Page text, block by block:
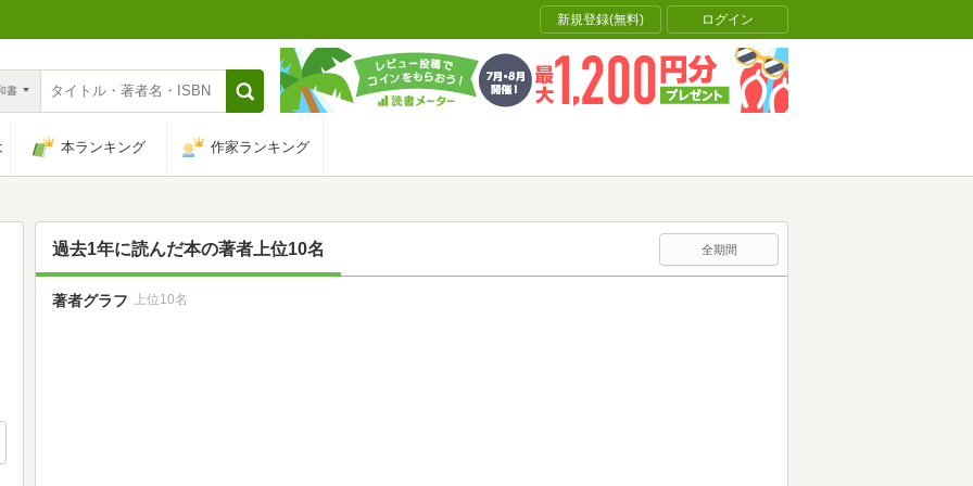
新規登録(無料) ログイン
書
本ランキング 作家ランキング
過去1年に読んだ本の著者上位10名 全期間
著者グラフ 上位10名